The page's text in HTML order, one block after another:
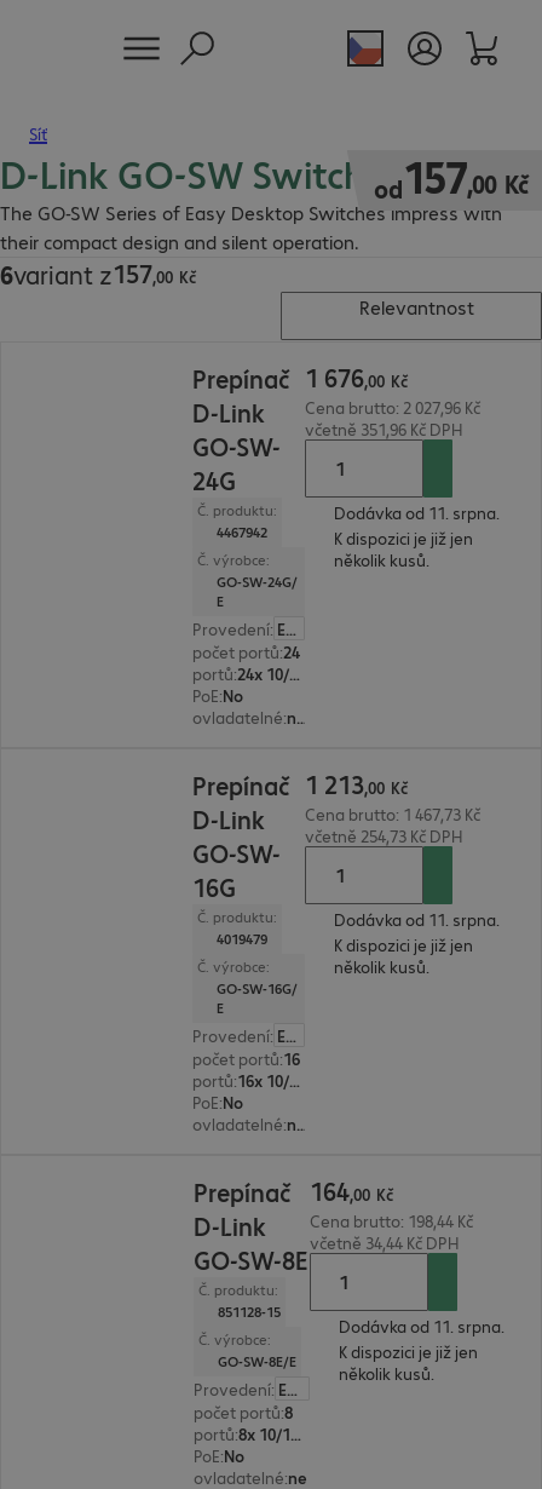
Síť
D-Link GO-SW Switch
The GO-SW Series of Easy Desktop Switches impress with
their compact design and silent operation.
od157,00 Kč
157,00 Kč
6variant z157,00 Kč
157,00 Kč
Relevantnost
Prepínač
D-Link
GO-SW-
24G
Č. produktu:
4467942
Č. výrobce:
GO-SW-24G/
E
Provedení: Evropa
počet portů:24
portů:
24x 10/100/1000 RJ45
PoE:No
ovladatelné: ne
1 676,00 Kč
Cena brutto: 2 027,96 Kč
včetně 351,96 Kč DPH
Dodávka od 11. srpna.
K dispozici je již jen
několik kusů.
Prepínač
D-Link
GO-SW-
16G
Č. produktu:
4019479
Č. výrobce:
GO-SW-16G/
E
Provedení: Evropa
počet portů:16
portů:
16x 10/100/1000 RJ45
PoE:No
ovladatelné: ne
1 213,00 Kč
Cena brutto: 1 467,73 Kč
včetně 254,73 Kč DPH
Dodávka od 11. srpna.
K dispozici je již jen
několik kusů.
Prepínač
D-Link
GO-SW-8E
Č. produktu:
851128-15
Č. výrobce:
GO-SW-8E/E
Provedení:
Evropa
počet portů:8
portů:
8x 10/100 RJ45
PoE:No
ovladatelné:ne
164,00 Kč
Cena brutto: 198,44 Kč
včetně 34,44 Kč DPH
Dodávka od 11. srpna.
K dispozici je již jen
několik kusů.